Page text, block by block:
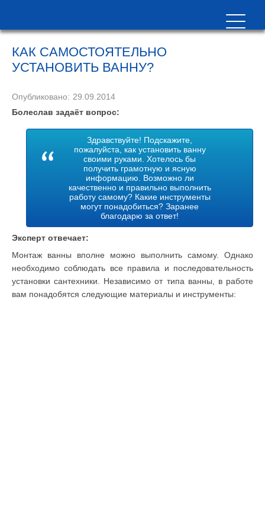
КАК САМОСТОЯТЕЛЬНО
УСТАНОВИТЬ ВАННУ?
Опубликовано: 29.09.2014
Болеслав задаёт вопрос:
Здравствуйте! Подскажите,
пожалуйста, как установить ванну
своими руками. Хотелось бы
получить грамотную и ясную
информацию. Возможно ли
качественно и правильно выполнить
работу самому? Какие инструменты
могут понадобиться? Заранее
благодарю за ответ!
Эксперт отвечает:
Монтаж ванны вполне можно выполнить самому. Однако
необходимо соблюдать все правила и последовательность
установки сантехники. Независимо от типа ванны, в работе
вам понадобятся следующие материалы и инструменты: